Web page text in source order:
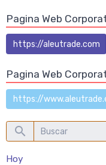
Pagina Web
https://aleutrade.com
Pagina Web
https://
Hoy